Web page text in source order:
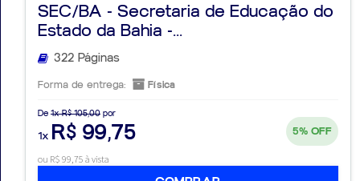
SEC/BA - Secretaria de Educação do
Estado da Bahia -...
322 Páginas
Forma de entrega: Física
De 1x R$ 105,00 por
1x R$ 99,75 5% OFF
ou R$ 99,75 à vista